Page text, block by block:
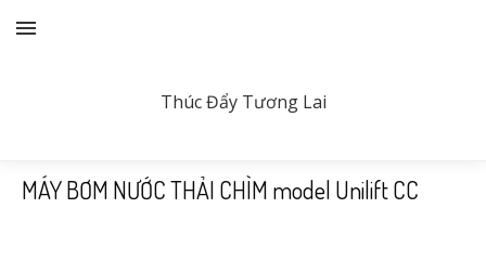
Thúc Đẩy Tương Lai
MÁY BƠM NƯỚC THẢI CHÌM model Unilift CC